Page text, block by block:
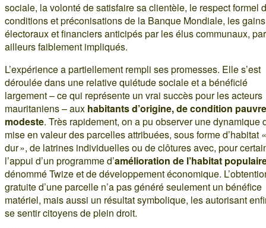
sociale, la volonté de satisfaire sa clientèle, le respect formel
conditions et préconisations de la Banque Mondiale, les gains
électoraux et financiers anticipés par les élus communaux, par
ailleurs faiblement impliqués.
L’expérience a partiellement rempli ses promesses. Elle s’est
déroulée dans une relative quiétude sociale et a bénéficié
largement – ce qui représente un vrai succès pour les acteurs
mauritaniens – aux habitants d’origine, de condition
modeste. Très rapidement, on a pu observer une dynamique
mise en valeur des parcelles attribuées, sous forme d’habitat
dur », de latrines individuelles ou de clôtures avec, pour
l’appui d’un programme d’amélioration de l’habitat
dénommé Twize et de développement économique.
gratuite d’une parcelle n’a pas généré seulement un bénéfice
matériel, mais aussi un résultat symbolique, les autorisant
se sentir citoyens de plein droit.